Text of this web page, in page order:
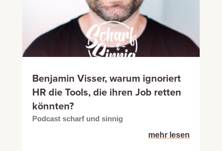
Benjamin Visser, warum ignoriert
HR die Tools, die ihren Job retten
könnten?
Podcast scharf und sinnig
mehr lesen